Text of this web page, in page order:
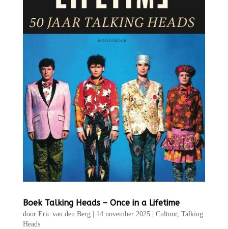
Boek Talking Heads – Once in a Lifetime
door Eric van den Berg| 14 november 2025| Cultuur, Talking
Heads